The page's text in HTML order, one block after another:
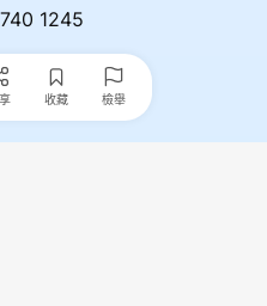
1245
收藏 檢舉